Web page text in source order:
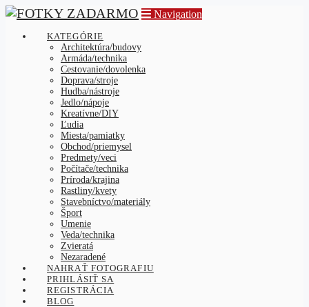
Navigation
KATEGÓRIE
Architektúra/budovy
Armáda/technika
Cestovanie/dovolenka
Doprava/stroje
Hudba/nástroje
Jedlo/nápoje
Kreatívne/DIY
Ľudia
Miesta/pamiatky
Obchod/priemysel
Predmety/veci
Počítače/technika
Príroda/krajina
Rastliny/kvety
Stavebníctvo/materiály
Šport
Umenie
Veda/technika
Zvieratá
Nezaradené
NAHRAŤ FOTOGRAFIU
PRIHLÁSIŤ SA
REGISTRÁCIA
BLOG